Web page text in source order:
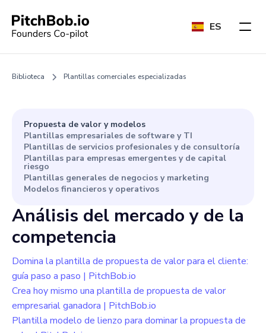
ES
Biblioteca Plantillas comerciales especializadas
Propuesta de valor y modelos
Plantillas empresariales de software y TI
Plantillas de servicios profesionales y de consultoría
Plantillas para empresas emergentes y de capital
riesgo
Plantillas generales de negocios y marketing
Modelos financieros y operativos
Análisis del mercado y de la
competencia
Domina la plantilla de propuesta de valor para el cliente:
guía paso a paso | PitchBob.io
Crea hoy mismo una plantilla de propuesta de valor
empresarial ganadora | PitchBob.io
Plantilla modelo de lienzo para dominar la propuesta de